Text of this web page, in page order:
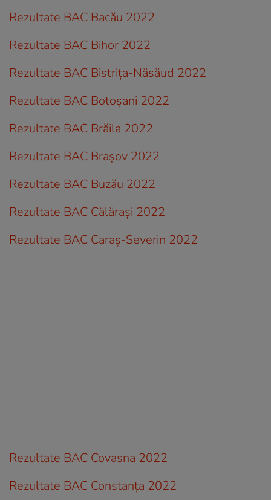
Rezultate BAC Bacău 2022
Rezultate BAC Bihor 2022
Rezultate BAC Bistrița-Năsăud 2022
Rezultate BAC Botoșani 2022
Rezultate BAC Brăila 2022
Rezultate BAC Brașov 2022
Rezultate BAC Buzău 2022
Rezultate BAC Călărași 2022
Rezultate BAC Caraș-Severin 2022
Rezultate BAC Covasna 2022
Rezultate BAC Constanța 2022